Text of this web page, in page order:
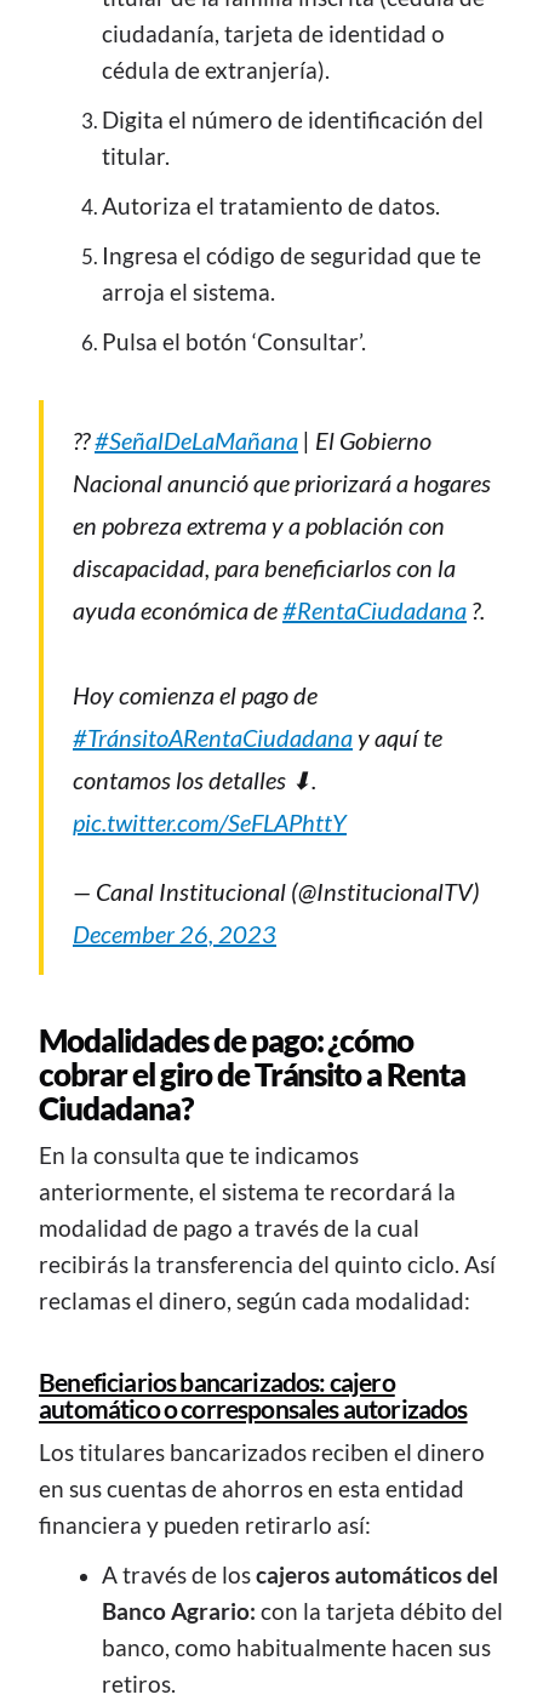
ciudadanía, tarjeta de identidad o
cédula de extranjería).
Digita el número de identificación del
titular.
Autoriza el tratamiento de datos.
Ingresa el código de seguridad que te
arroja el sistema.
Pulsa el botón ‘Consultar’.
??#SeñalDeLaMañana | El Gobierno
Nacional anunció que priorizará a hogares
en pobreza extrema y a población con
discapacidad, para beneficiarlos con la
ayuda económica de#RentaCiudadana ?.
Hoy comienza el pago de
#TránsitoARentaCiudadana y aquí te
contamos los detalles ⬇.
pic.twitter.com/SeFLAPhttY
— Canal Institucional (@InstitucionalTV)
December 26, 2023
Modalidades de pago: ¿cómo
cobrar el giro de Tránsito a Renta
Ciudadana?
En la consulta que te indicamos
anteriormente, el sistema te recordará la
modalidad de pago a través de la cual
recibirás la transferencia del quinto ciclo. Así
reclamas el dinero, según cada modalidad:
Beneficiarios bancarizados: cajero
automático o corresponsales autorizados
Los titulares bancarizados reciben el dinero
en sus cuentas de ahorros en esta entidad
financiera y pueden retirarlo así:
A través de loscajeros automáticos del
Banco Agrario: con la tarjeta débito del
banco, como habitualmente hacen sus
retiros.